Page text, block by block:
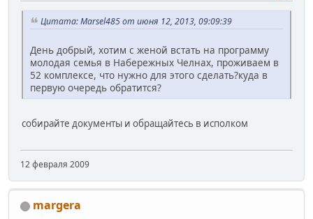
Цитата: Marsel485 от июня 12, 2013, 09:09:39
День добрый, хотим с женой встать на программу
молодая семья в Набережных Челнах, проживаем в
52 комплексе, что нужно для этого сделать?куда в
первую очередь обратится?
собирайте документы и обращайтесь в исполком
12 февраля 2009
margera